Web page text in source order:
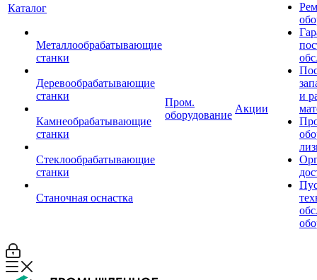
Каталог
Металлообрабатывающие
станки
Деревообрабатывающие
станки
Камнеобрабатывающие
станки
Стеклообрабатывающие
станки
Станочная оснастка
Пром.
оборудование
Акции
и